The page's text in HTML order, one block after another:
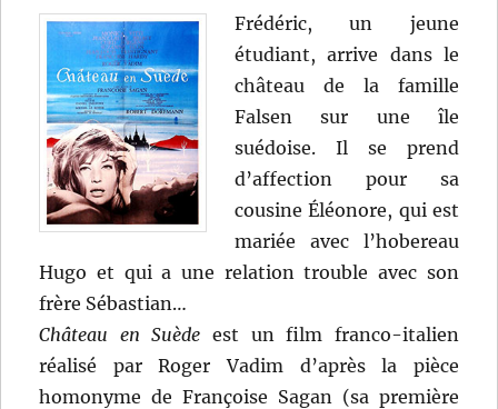
Frédéric, un jeune
étudiant, arrive dans le
château de la famille
Falsen sur une île
suédoise. Il se prend
d’affection pour sa
cousine Éléonore, qui est
mariée avec l’hobereau
Hugo et qui a une relation trouble avec son
frère Sébastian…
Château en Suède est un film franco-italien
réalisé par Roger Vadim d’après la pièce
homonyme de Françoise Sagan (sa première